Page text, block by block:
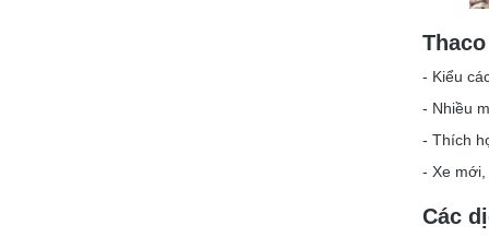
- Kiểu
- Nhiều
- Thích
- Xe
Các